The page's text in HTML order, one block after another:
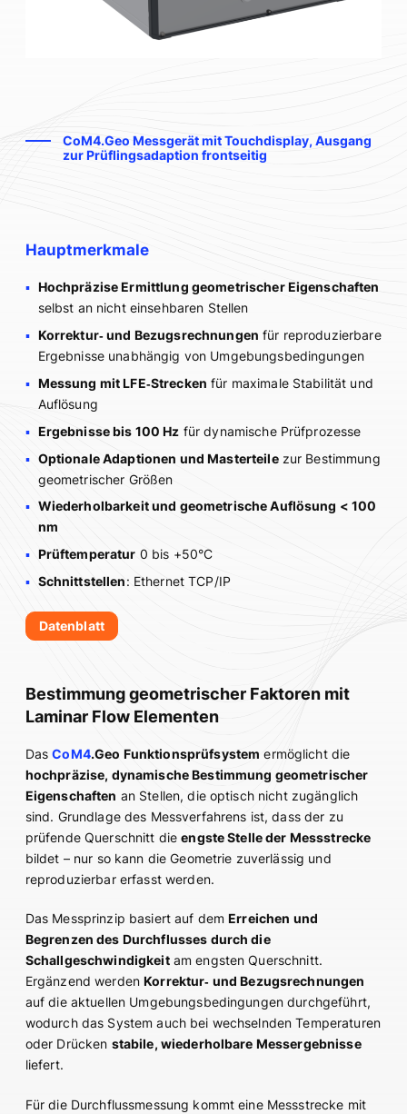
CoM4.Geo Messgerät mit Touchdisplay, Ausgang
zur Prüflingsadaption frontseitig
Hauptmerkmale
Hochpräzise Ermittlung geometrischer Eigenschaften
selbst an nicht einsehbaren Stellen
Korrektur‑ und Bezugsrechnungen für reproduzierbare
Ergebnisse unabhängig von Umgebungsbedingungen
Messung mit LFE‑Strecken für maximale Stabilität und
Auflösung
Ergebnisse bis 100 Hz für dynamische Prüfprozesse
Optionale Adaptionen und Masterteilezur Bestimmung
geometrischer Größen
Wiederholbarkeit und geometrische Auflösung < 100
nm
Prüftemperatur 0 bis +50°C
Schnittstellen: Ethernet TCP/IP
Datenblatt
Bestimmung geometrischer Faktoren mit
Laminar Flow Elementen
DasCoM4.Geo Funktionsprüfsystem ermöglicht die
hochpräzise, dynamische Bestimmung geometrischer
Eigenschaften an Stellen, die optisch nicht zugänglich
sind. Grundlage des Messverfahrens ist, dass der zu
prüfende Querschnitt dieengste Stelle der Messstrecke
bildet – nur so kann die Geometrie zuverlässig und
reproduzierbar erfasst werden.
Das Messprinzip basiert auf dem Erreichen und
Begrenzen des Durchflusses durch die
Schallgeschwindigkeitam engsten Querschnitt.
Ergänzend werden Korrektur‑ und Bezugsrechnungen
auf die aktuellen Umgebungsbedingungen durchgeführt,
wodurch das System auch bei wechselnden Temperaturen
oder Drücken stabile, wiederholbare Messergebnisse
liefert.
Für die Durchflussmessung kommt eine Messstrecke mit